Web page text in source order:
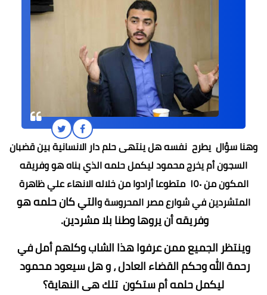
وهنا سؤال يطرح نفسه هل ينتهى حلم دار الانسانية بين قضبان
السجون أم يخرج محمود ليكمل حلمه الذي بناه هو وفريقه
المكون من ١٥٠ متطوعا أرادوا من خلاله الانهاء علي ظاهرة
المتشردين في شوارع مصر المحروسة والتي كان حلمه هو
وفريقه أن يروها وطنا بلا مشردين.
وينتظر الجميع ممن عرفوا هذا الشاب وكلهم أمل في
رحمة الله وحكم القضاء العادل ، و هل سيعود محمود
ليكمل حلمه أم ستكون تلك هى النهاية؟